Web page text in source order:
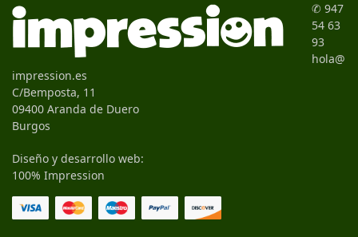
✆ 947
54 63
93
hola@
impression.es
C/Bemposta, 11
09400 Aranda de Duero
Burgos
Diseño y desarrollo web:
100% Impression